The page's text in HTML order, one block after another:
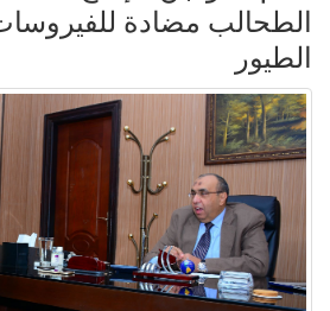
الطحالب مضادة
الطيور